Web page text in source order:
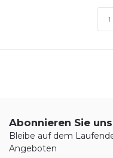
Abonnieren Sie
Bleibe auf dem
Angeboten